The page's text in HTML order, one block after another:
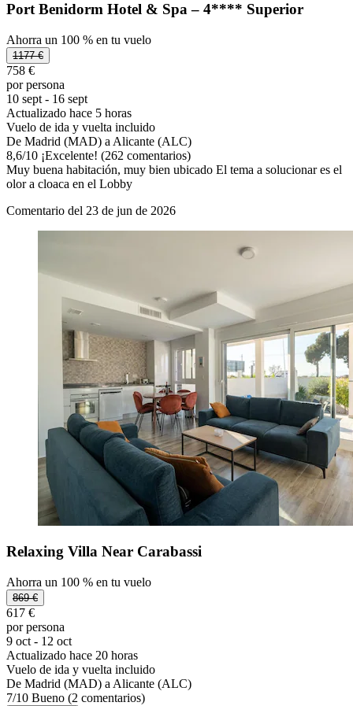
Port Benidorm Hotel & Spa – 4**** Superior
Ahorra un 100 % en tu vuelo
1177 €
758 €
por persona
10 sept - 16 sept
Actualizado hace 5 horas
Vuelo de ida y vuelta incluido
De Madrid (MAD) a Alicante (ALC)
8,6/10 ¡Excelente! (262 comentarios)
Muy buena habitación, muy bien ubicado El tema a solucionar es el
olor a cloaca en el Lobby
Comentario del 23 de jun de 2026
Relaxing Villa Near Carabassi
Ahorra un 100 % en tu vuelo
869 €
617 €
por persona
9 oct - 12 oct
Actualizado hace 20 horas
Vuelo de ida y vuelta incluido
De Madrid (MAD) a Alicante (ALC)
7/10 Bueno (2 comentarios)